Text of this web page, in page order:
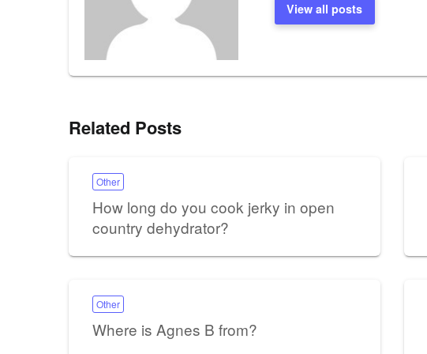
View all posts
Related Posts
Other
How long do you cook jerky in open
country dehydrator?
Other
Where is Agnes B from?